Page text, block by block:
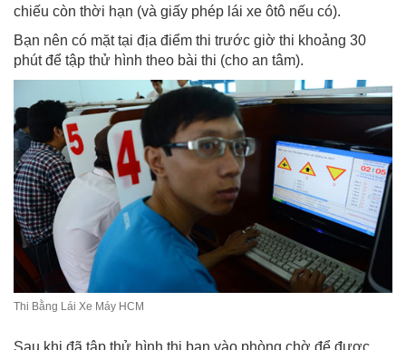
chiếu còn thời hạn (và giấy phép lái xe ôtô nếu có).
Bạn nên có mặt tại địa điểm thi trước giờ thi khoảng 30
phút để tập thử hình theo bài thi (cho an tâm).
Thi Bằng Lái Xe Máy HCM
Sau khi đã tập thử hình thi bạn vào phòng chờ để được